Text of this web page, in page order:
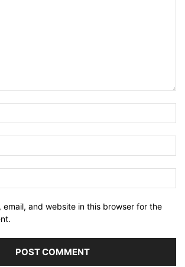
email, and website in this browser for the